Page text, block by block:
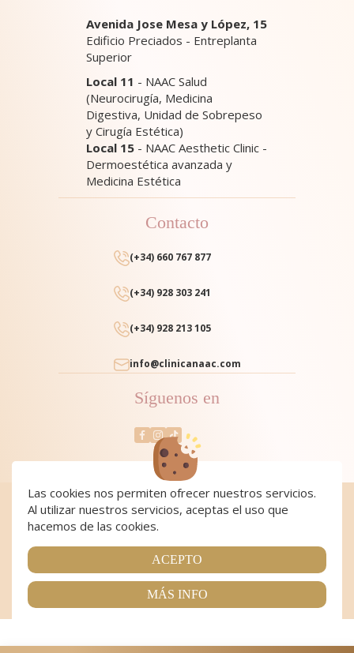
Las cookies nos permiten ofrecer nuestros servicios.
Al utilizar nuestros servicios, aceptas el uso que
hacemos de las cookies.
ACEPTO
MÁS INFO
Avenida Jose Mesa y López, 15
Edificio Preciados - Entreplanta
Superior
Local 11 - NAAC Salud
(Neurocirugía, Medicina
Digestiva, Unidad de Sobrepeso
y Cirugía Estética)
Local 15 - NAAC Aesthetic Clinic -
Dermoestética avanzada y
Medicina Estética
Contacto
(+34) 660 767 877
(+34) 928 303 241
(+34) 928 213 105
info@clinicanaac.com
Síguenos en
Cookies| Cookies policy|Aviso Legal y Política de Privacidad
Condiciones de compra
Página realizada porWeb Las Palmas